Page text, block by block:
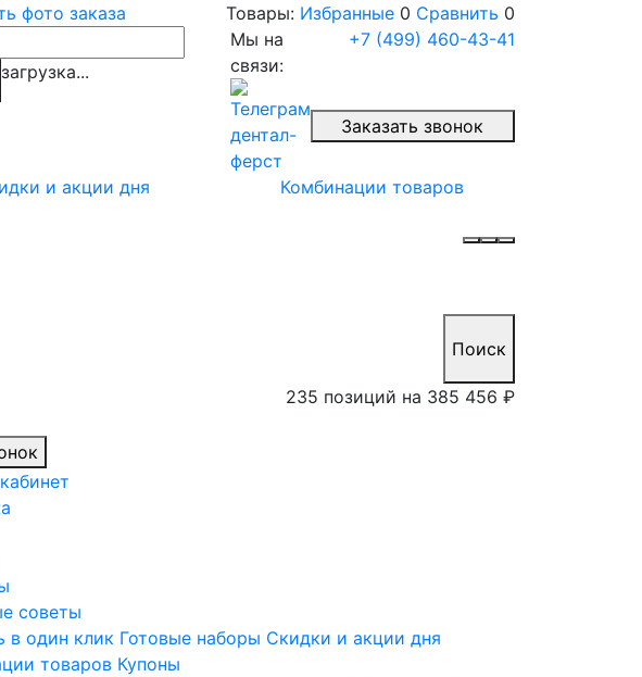
фото заказа Товары: Избранные 0 Сравнить 0
загрузка...
Мы на
связи:
+7 (499) 460-43-41
Заказать звонок
и акции дня
Комбинации товаров
Поиск
235 позиций на 385 456 ₽
советы
в один клик Готовые наборы Скидки и акции дня
товаров Купоны